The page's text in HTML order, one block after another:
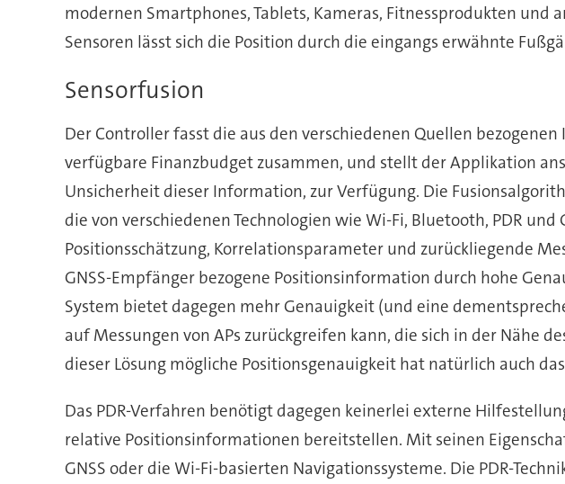
modernen Smartphones, Tablets, Kameras, Fitnessprodukten
Sensoren lässt sich die Position durch die eingangs erwähnte
Sensorfusion
Der Controller fasst die aus den verschiedenen Quellen
verfügbare Finanzbudget zusammen, und stellt der Applikation
Unsicherheit dieser Information, zur Verfügung. Die
die von verschiedenen Technologien wie Wi-Fi, Bluetooth, PDR
Positionsschätzung, Korrelationsparameter und zurückliegende
GNSS-Empfänger bezogene Positionsinformation durch hohe
System bietet dagegen mehr Genauigkeit (und eine
auf Messungen von APs zurückgreifen kann, die sich in der Nähe
dieser Lösung mögliche Positionsgenauigkeit hat natürlich auch
Das PDR-Verfahren benötigt dagegen keinerlei externe
relative Positionsinformationen bereitstellen. Mit seinen
GNSS oder die Wi-Fi-basierten Navigationssysteme. Die PDR-